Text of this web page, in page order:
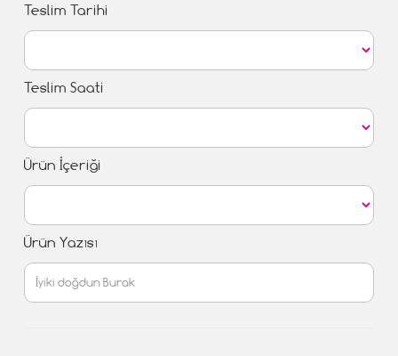
Teslim Tarihi
Teslim Saati
Ürün İçeriği
Ürün Yazısı